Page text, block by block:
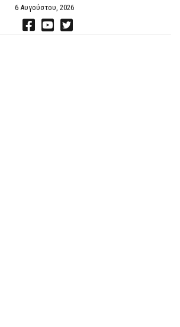
6 Αυγούστου, 2026